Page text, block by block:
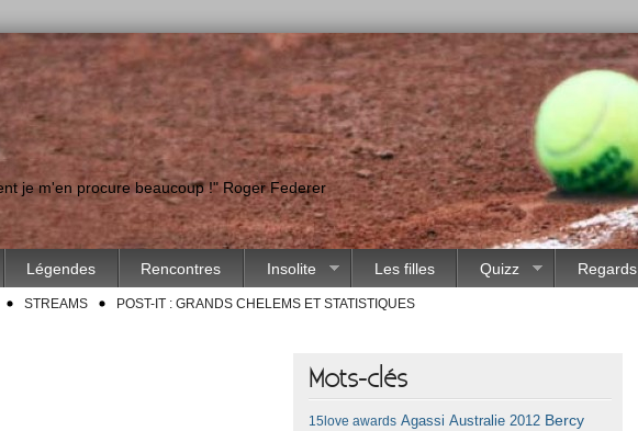
je m'en procure beaucoup !" Roger Federer
Légendes Rencontres Insolite Les filles Quizz Regards
STREAMS POST-IT : GRANDS CHELEMS ET STATISTIQUES
Mots-clés
15love awards Agassi Australie 2012 Bercy